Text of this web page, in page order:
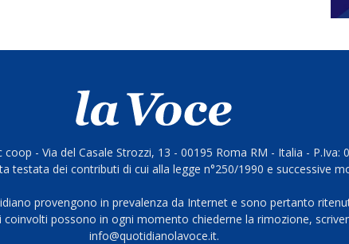
- Via del Casale Strozzi, 13 - 00195 Roma RM - Italia - P.Iva:
testata dei contributi di cui alla legge n°250/1990 e successive
provengono in prevalenza da Internet e sono pertanto
possono in ogni momento chiederne la rimozione,
info@quotidianolavoce.it.